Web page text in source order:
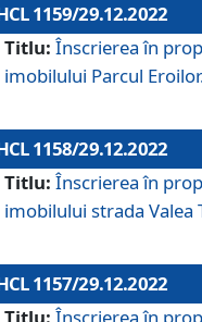
1159/29.12.2022
Titlu: Înscrierea în
imobilului Parcul
1158/29.12.2022
Titlu: Înscrierea în
imobilului strada
1157/29.12.2022